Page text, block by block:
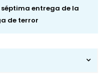
entrega de la
de terror